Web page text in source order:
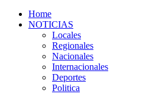
Home
NOTICIAS
Locales
Regionales
Nacionales
Internacionales
Deportes
Politica